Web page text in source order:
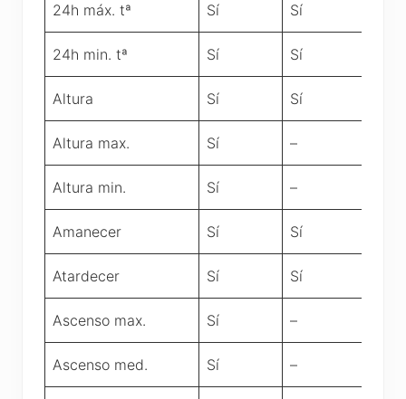
24h máx. tª Sí Sí
24h min. tª Sí Sí
Altura Sí Sí
Altura max. Sí –
Altura min. Sí –
Amanecer Sí Sí
Atardecer Sí Sí
Ascenso max. Sí –
Ascenso med. Sí –